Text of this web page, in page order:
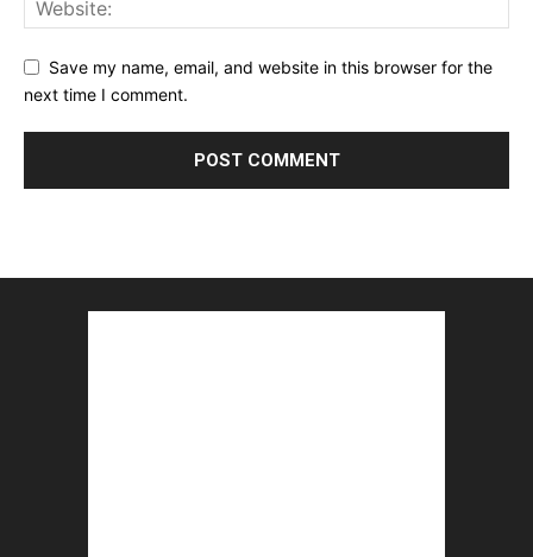
Save my name, email, and website in this browser for the
next time I comment.